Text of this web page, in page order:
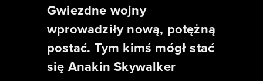
Gwiezdne wojny
wprowadziły nową, potężną
postać. Tym kimś mógł stać
się Anakin Skywalker